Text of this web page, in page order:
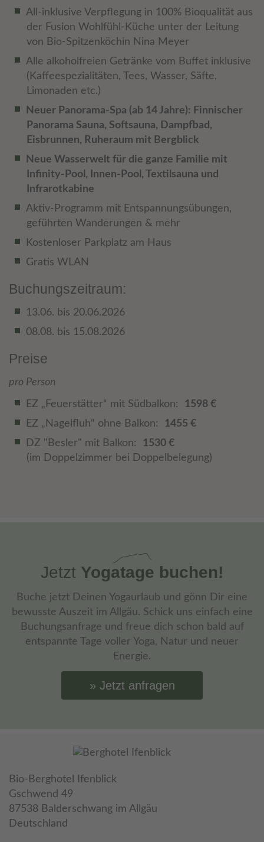
All-inklusive Verpflegung in 100% Bioqualität aus
der Fusion Wohlfühl-Küche unter der Leitung
von Bio-Spitzenköchin Nina Meyer
Alle alkoholfreien Getränke vom Buffet inklusive
(Kaffeespezialitäten, Tees, Wasser, Säfte,
Limonaden etc.)
Neuer Panorama-Spa (ab 14 Jahre): Finnischer
Panorama Sauna, Softsauna, Dampfbad,
Eisbrunnen, Ruheraum mit Bergblick
Neue Wasserwelt für die ganze Familie mit
Infinity-Pool, Innen-Pool, Textilsauna und
Infrarotkabine
Aktiv-Programm mit Entspannungsübungen,
geführten Wanderungen & mehr
Kostenloser Parkplatz am Haus
Gratis WLAN
Buchungszeitraum:
13.06. bis 20.06.2026
08.08. bis 15.08.2026
Preise
pro Person
EZ „Feuerstätter“ mit Südbalkon: 1598 €
EZ „Nagelfluh“ ohne Balkon: 1455 €
DZ "Besler" mit Balkon: 1530 €
(im Doppelzimmer bei Doppelbelegung)
Jetzt Yogatage buchen!
Buche jetzt Deinen Yogaurlaub und gönn Dir eine
bewusste Auszeit im Allgäu. Schick uns einfach eine
Buchungsanfrage und freue dich schon bald auf
entspannte Tage voller Yoga, Natur und neuer
Energie.
Jetzt anfragen
Bio-Berghotel Ifenblick
Gschwend 49
87538 Balderschwang im Allgäu
Deutschland